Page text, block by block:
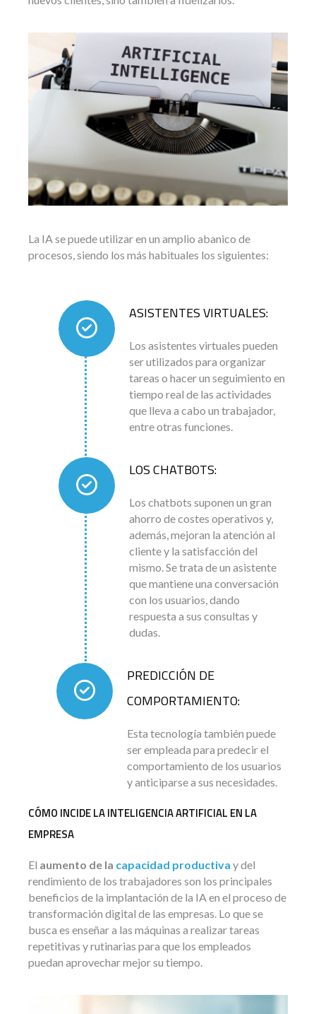
La IA se puede utilizar en un amplio abanico de
procesos, siendo los más habituales los siguientes:
ASISTENTES VIRTUALES:
Los asistentes virtuales pueden
ser utilizados para organizar
tareas o hacer un seguimiento en
tiempo real de las actividades
que lleva a cabo un trabajador,
entre otras funciones.
LOS CHATBOTS:
Los chatbots suponen un gran
ahorro de costes operativos y,
además, mejoran la atención al
cliente y la satisfacción del
mismo. Se trata de un asistente
que mantiene una conversación
con los usuarios, dando
respuesta a sus consultas y
dudas.
PREDICCIÓN DE
COMPORTAMIENTO:
Esta tecnología también puede
ser empleada para predecir el
comportamiento de los usuarios
y anticiparse a sus necesidades.
CÓMO INCIDE LA INTELIGENCIA ARTIFICIAL EN LA
EMPRESA
El aumento de la capacidad productiva y del
rendimiento de los trabajadores son los principales
beneficios de la implantación de la IA en el proceso de
transformación digital de las empresas. Lo que se
busca es enseñar a las máquinas a realizar tareas
repetitivas y rutinarias para que los empleados
puedan aprovechar mejor su tiempo.